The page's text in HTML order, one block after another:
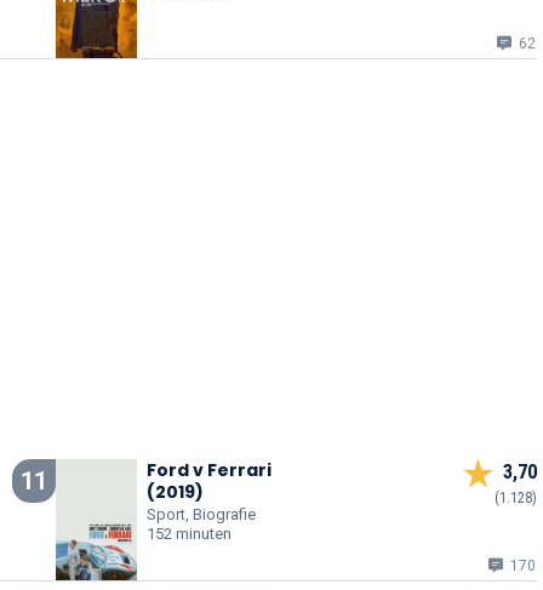
62
11
Ford v Ferrari
(2019)
Sport, Biografie
152 minuten
3,70
(1.128)
170